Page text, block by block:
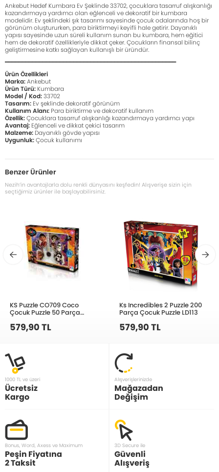
Ankebut Hedef Kumbara Ev Şeklinde 33702, çocuklara tasarruf alışkanlığı
kazandırmaya yardımcı olan eğlenceli ve dekoratif bir kumbara
modelidir. Ev şeklindeki şık tasarımı sayesinde çocuk odalarında hoş bir
görünüm oluştururken, para biriktirmeyi keyifli hale getirir. Dayanıklı
yapısı sayesinde uzun süreli kullanım sunan bu kumbara, hem eğitici
hem de dekoratif özellikleriyle dikkat çeker. Çocukların finansal bilinç
geliştirmesine katkı sağlayan kullanışlı bir üründür.
━━━━━━━━━━━━━━━━━━━━━━━━━━━━━━━━━━━━━━━━━━━━━━━━━━
Ürün Özellikleri
Marka:Ankebut
Ürün Türü: Kumbara
Model / Kod:33702
Tasarım: Ev şeklinde dekoratif görünüm
Kullanım Alanı: Para biriktirme ve dekoratif kullanım
Özellik:Çocuklara tasarruf alışkanlığı kazandırmaya yardımcı yapı
Avantaj: Eğlenceli ve dikkat çekici tasarım
Malzeme: Dayanıklı gövde yapısı
Uygunluk:Çocuk kullanımı
Benzer Ürünler
Nezih’in avantajlarla dolu renkli dünyasını keşfedin! Alışverişe sizin için
seçtiğimiz ürünler ile başlayabilirsiniz.
KS Puzzle CO709 Coco
Çocuk Puzzle 50 Parça
34X48 Cm
579,90 TL
Ks Incredibles 2 Puzzle 200
Parça Çocuk Puzzle LD113
579,90 TL
1000 TL ve üzeri
Ücretsiz
Kargo
Alışverişlerinizde
Mağazadan
Değişim
Bonus, Word, Axess ve Maximum
Peşin Fiyatına
2 Taksit
3D Secure ile
Güvenli
Alışveriş